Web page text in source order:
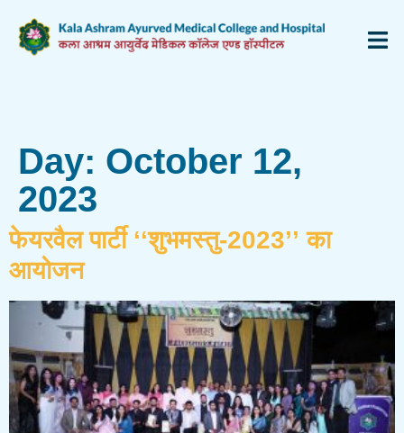
Day: October 12,
2023
फेयरवैल पार्टी ‘‘शुभमस्तु-2023’’ का
आयोजन